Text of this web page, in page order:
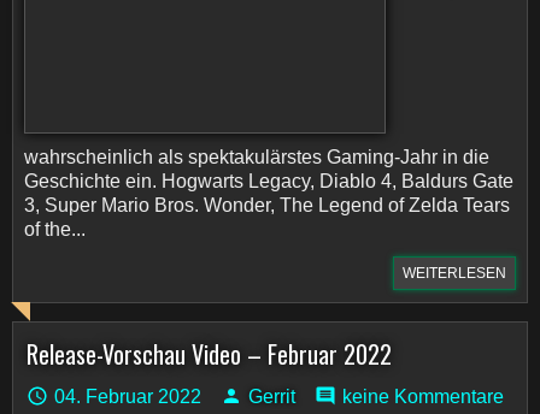
wahrscheinlich als spektakulärstes Gaming-Jahr in die
Geschichte ein. Hogwarts Legacy, Diablo 4, Baldurs Gate
3, Super Mario Bros. Wonder, The Legend of Zelda Tears
of the...
WEITERLESEN
Release-Vorschau Video – Februar 2022
04. Februar 2022 Gerrit keine Kommentare